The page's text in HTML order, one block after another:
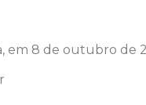
em 8 de outubro de